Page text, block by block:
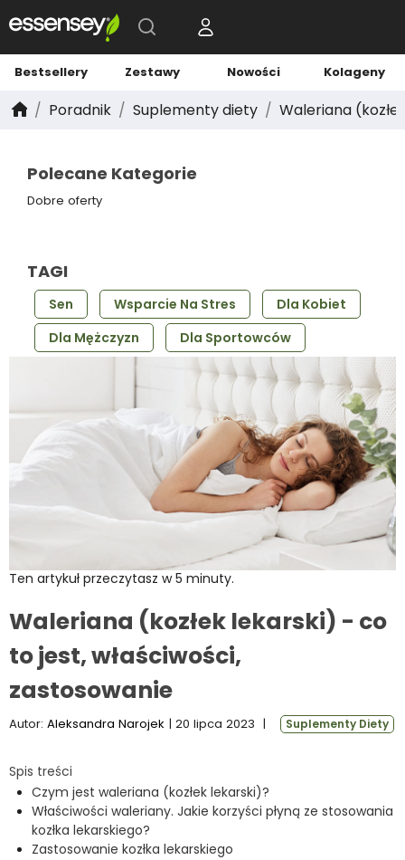
Bestsellery Zestawy Nowości Kolageny
Poradnik Suplementy diety Waleriana
Polecane Kategorie
Dobre oferty
TAGI
Sen Wsparcie Na Stres
Dla Kobiet
Dla Mężczyzn
Dla Sportowców
Ten artykuł przeczytasz w 5 minuty.
Waleriana (kozłek lekarski) - co
to jest, właściwości,
zastosowanie
Autor: Aleksandra Narojek | 20 lipca 2023 | Suplementy Diety
Spis treści
Czym jest waleriana (kozłek lekarski)?
Właściwości waleriany. Jakie korzyści płyną ze stosowania
kozłka lekarskiego?
Zastosowanie kozłka lekarskiego